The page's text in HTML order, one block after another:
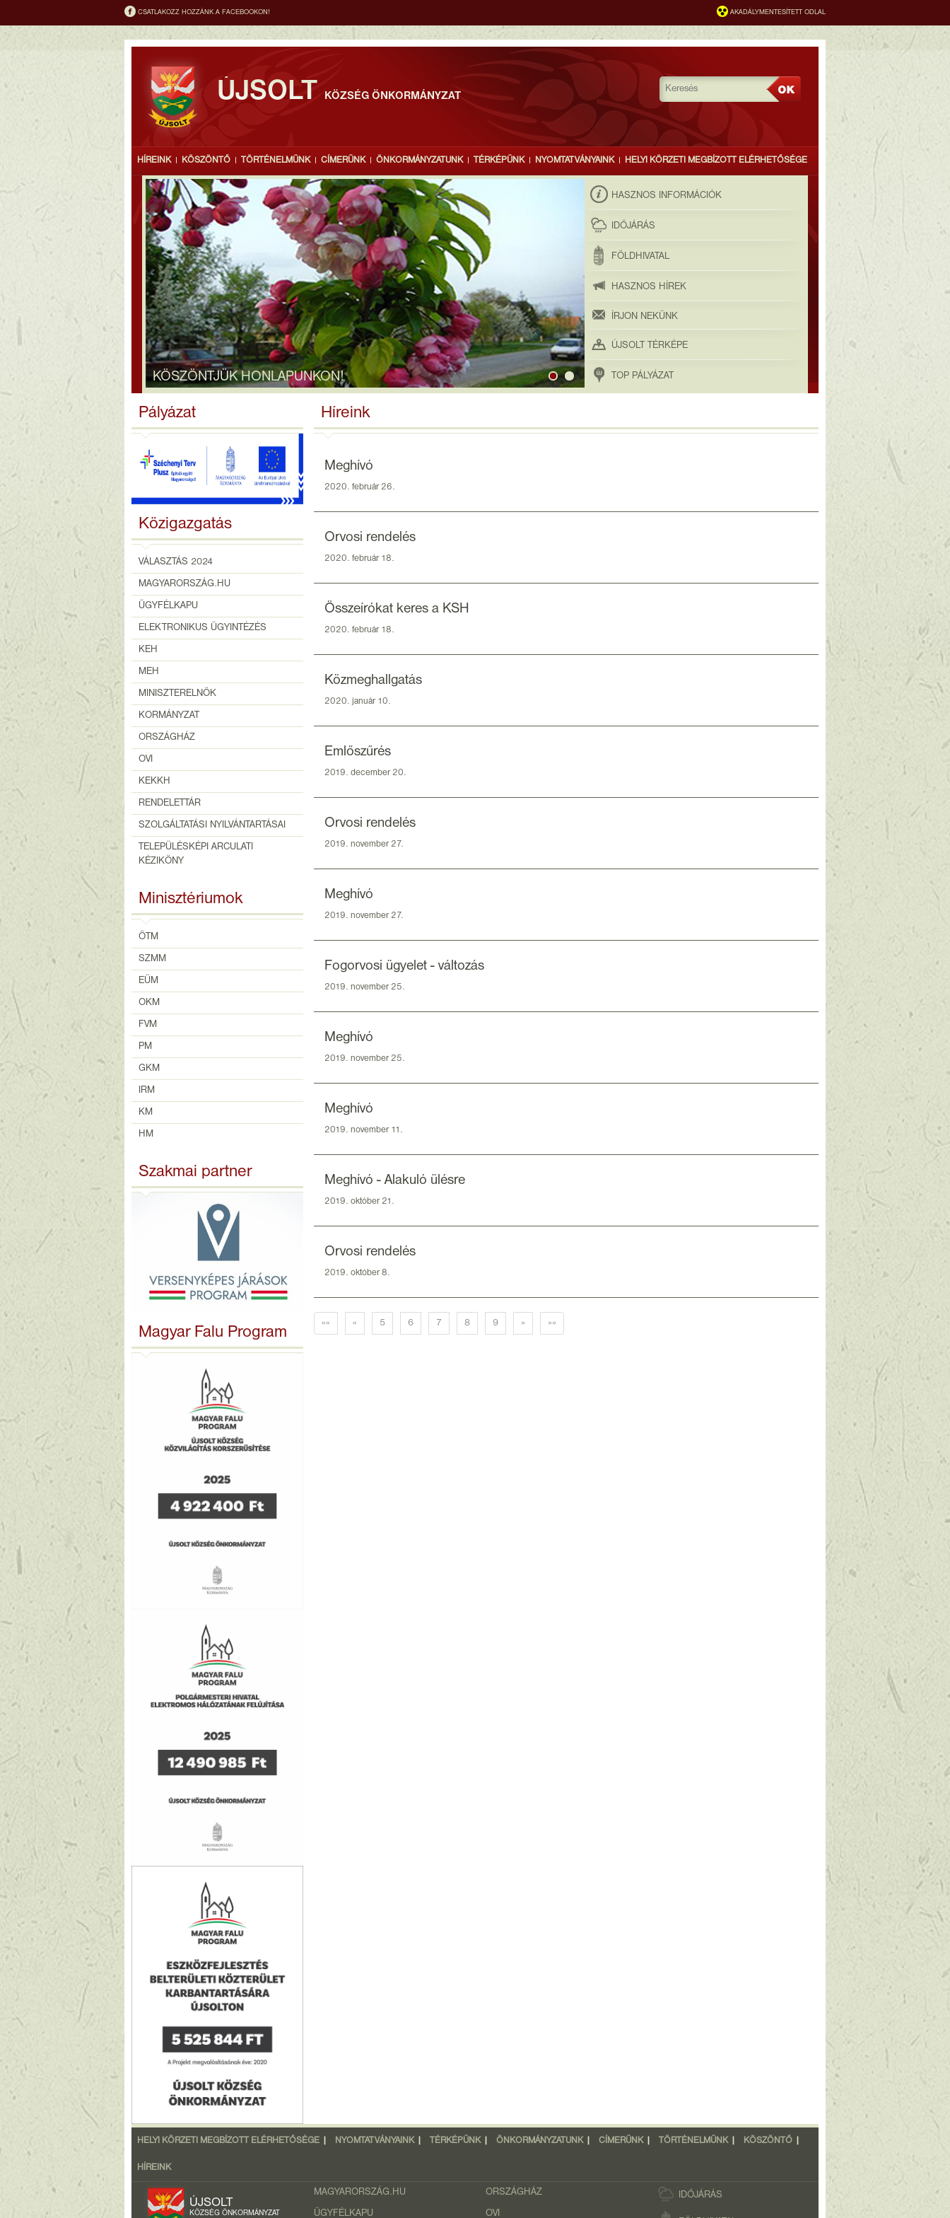
CSATLAKOZZ HOZZÁNK A FACEBOOKON! AKADÁLYMENTESÍTETT ODLAL
ÚJSOLT KÖZSÉG ÖNKORMÁNYZAT
HÍREINK KÖSZÖNTŐ TÖRTÉNELMÜNK CÍMERÜNK ÖNKORMÁNYZATUNK TÉRKÉPÜNK NYOMTATVÁNYAINK HELYI KÖRZETI MEGBÍZOTT ELÉRHETŐSÉGE
HASZNOS INFORMÁCIÓK
IDŐJÁRÁS
FÖLDHIVATAL
HASZNOS HÍREK
ÍRJON NEKÜNK
ÚJSOLT TÉRKÉPE
TOP PÁLYÁZAT
KÖSZÖNTJÜK HONLAPUNKON!
Pályázat
Közigazgatás
VÁLASZTÁS 2024
MAGYARORSZÁG.HU
ÜGYFÉLKAPU
ELEKTRONIKUS ÜGYINTÉZÉS
KEH
MEH
MINISZTERELNÖK
KORMÁNYZAT
ORSZÁGHÁZ
OVI
KEKKH
RENDELETTÁR
SZOLGÁLTATÁSI NYILVÁNTARTÁSAI
TELEPÜLÉSKÉPI ARCULATI
KÉZIKÖNY
Minisztériumok
ÖTM
SZMM
EÜM
OKM
FVM
PM
GKM
IRM
KM
HM
Szakmai partner
Magyar Falu Program
Híreink
Meghívó
2020. február 26.
Orvosi rendelés
2020. február 18.
Összeírókat keres a KSH
2020. február 18.
Közmeghallgatás
2020. január 10.
Emlőszűrés
2019. december 20.
Orvosi rendelés
2019. november 27.
Meghívó
2019. november 27.
Fogorvosi ügyelet - változás
2019. november 25.
Meghívó
2019. november 25.
Meghívó
2019. november 11.
Meghívó - Alakuló ülésre
2019. október 21.
Orvosi rendelés
2019. október 8.
«« « 5 6 7 8 9 » »»
HELYI KÖRZETI MEGBÍZOTT ELÉRHETŐSÉGE NYOMTATVÁNYAINK TÉRKÉPÜNK ÖNKORMÁNYZATUNK CÍMERÜNK TÖRTÉNELMÜNK KÖSZÖNTŐ
HÍREINK
ÚJSOLT
KÖZSÉG ÖNKORMÁNYZAT
MAGYARORSZÁG.HU
ÜGYFÉLKAPU
ORSZÁGHÁZ
OVI
IDŐJÁRÁS